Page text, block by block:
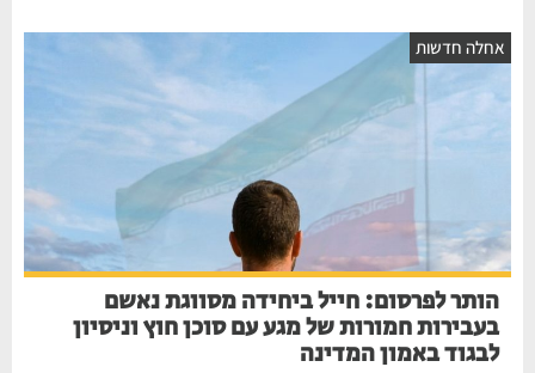
אחלה חדשות
הותר לפרסום: חייל ביחידה מסווגת נאשם
בעבירות חמורות של מגע עם סוכן חוץ וניסיון
לבגוד באמון המדינה